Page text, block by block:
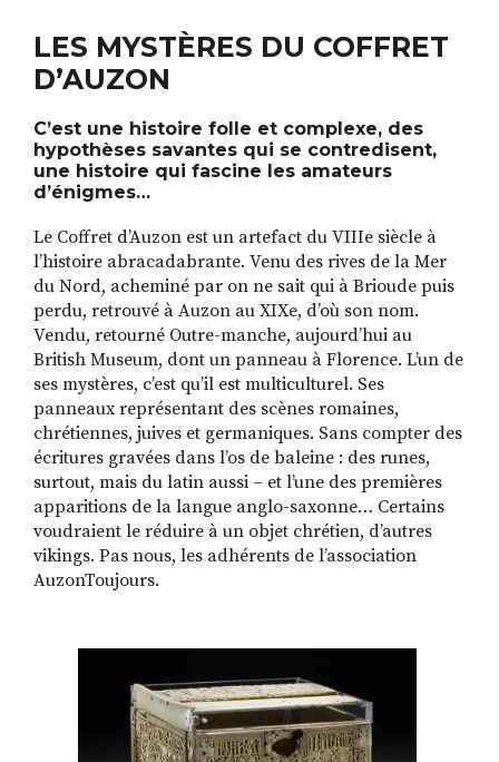
FACEBOOKINSTAGRAM
LINKEDINYOUTUBE
LES MYSTÈRES DU COFFRET
D’AUZON
Cʼest une histoire folle et complexe, des
hypothèses savantes qui se contredisent,
une histoire qui fascine les amateurs
dʼénigmes…
Le Coffret dʼAuzon est un artefact du VIIIe siècle à
lʼhistoire abracadabrante. Venu des rives de la Mer
du Nord, acheminé par on ne sait qui à Brioude puis
perdu, retrouvé à Auzon au XIXe, dʼoù son nom.
Vendu, retourné Outre-manche, aujourdʼhui au
British Museum, dont un panneau à Florence. Lʼun de
ses mystères, cʼest quʼil est multiculturel. Ses
panneaux représentant des scènes romaines,
chrétiennes, juives et germaniques. Sans compter des
écritures gravées dans lʼos de baleine : des runes,
surtout, mais du latin aussi – et lʼune des premières
apparitions de la langue anglo-saxonne… Certains
voudraient le réduire à un objet chrétien, dʼautres
vikings. Pas nous, les adhérents de lʼassociation
AuzonToujours.